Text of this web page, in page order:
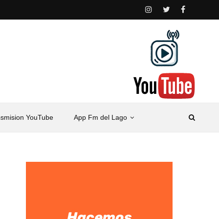
YouTube App Fm del Lago